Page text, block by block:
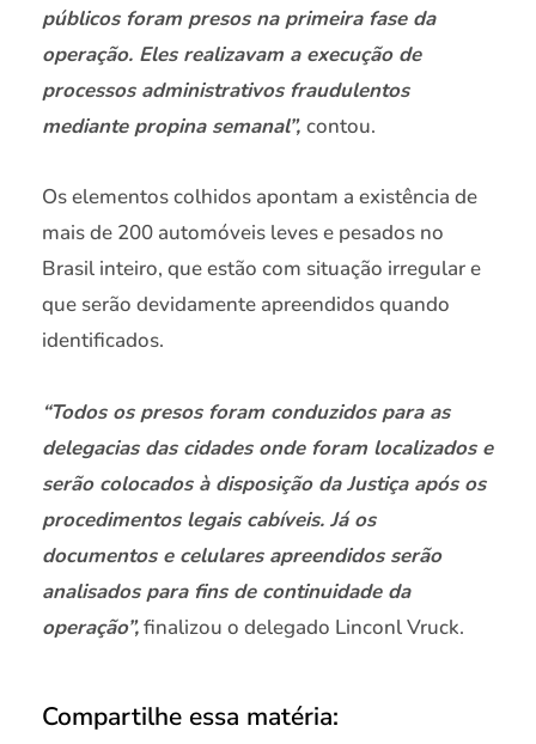
públicos foram presos na primeira fase da
operação. Eles realizavam a execução de
processos administrativos fraudulentos
mediante propina semanal”, contou.
Os elementos colhidos apontam a existência de
mais de 200 automóveis leves e pesados no
Brasil inteiro, que estão com situação irregular e
que serão devidamente apreendidos quando
identificados.
“Todos os presos foram conduzidos para as
delegacias das cidades onde foram localizados e
serão colocados à disposição da Justiça após os
procedimentos legais cabíveis. Já os
documentos e celulares apreendidos serão
analisados para fins de continuidade da
operação”,finalizou o delegado Linconl Vruck.
Compartilhe essa matéria: